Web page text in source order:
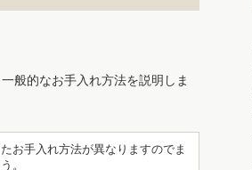
般的なお手入れ方法を説明しま
お手入れ方法が異なりますのでま
。